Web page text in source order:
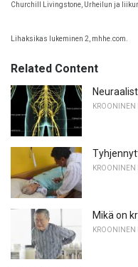
Churchill Livingstone, Urheilun ja
Lihaksikas lukeminen 2, mhhe.com.
Related Content
KROONINEN
KROONINEN
Mikä on
KROONINEN